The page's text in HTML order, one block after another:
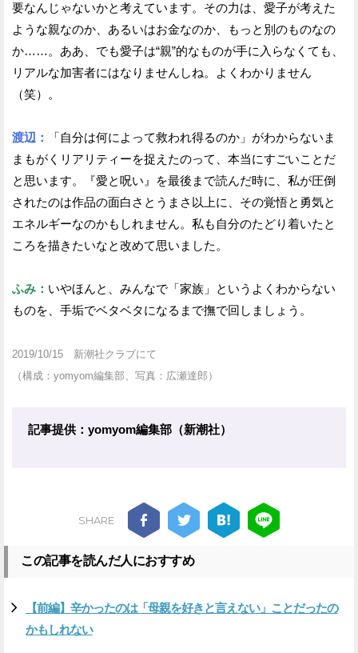
要なんじゃないかと考えています。その力は、愛子が考えた
ような親なのか、あるいはお金なのか、もっと別のものなの
か……。ああ、でも愛子は“親”的なものが手に入らなくても、
リアルな加害者にはなりませんしね。よくわかりません
（笑）。
渡辺：
「自分は何によって救われ得るのか」がわからないま
まもがくリアリティーを捉えたのって、本当にすごいことだ
と思います。『愛と呪い』を最後まで読んだ時に、私が圧倒
されたのは作品の面白さとうまさ以上に、その覚悟と勇気と
エネルギーなのかもしれません。私も自分のたどり着いたと
ころを描きたいなと改めて思いました。
ふみ： いやほんと、みんなで「家族」というよくわからない
ものを、手垢でベタベタになるまで撫で回しましょう。
2019/10/15 新潮社クラブにて
（構成：yomyom編集部、写真：広瀬達郎）
記事提供：yomyom編集部（新潮社）
SHARE
この記事を読んだ人におすすめ
【前編】辛かったのは「母親を好きと言えない」ことだったの
かもしれない